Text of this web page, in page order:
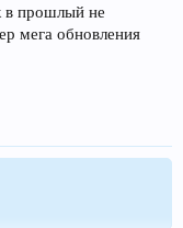
в прошлый не
мега обновления